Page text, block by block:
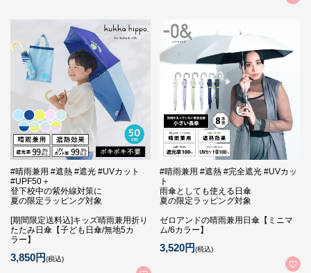
#晴雨兼用 #遮熱 #遮光 #UVカット
#UPF50＋
登下校中の紫外線対策に
夏の限定ラッピング対象
[期間限定送料込]キッズ晴雨兼用折り
たたみ日傘【子ども日傘/無地5カ
ラー】
3,850円(税込)
#晴雨兼用 #遮熱 #完全遮光 #UVカッ
ト
雨傘としても使える日傘
夏の限定ラッピング対象
ゼロアンドの晴雨兼用日傘【ミニマ
ム/6カラー】
3,520円(税込)